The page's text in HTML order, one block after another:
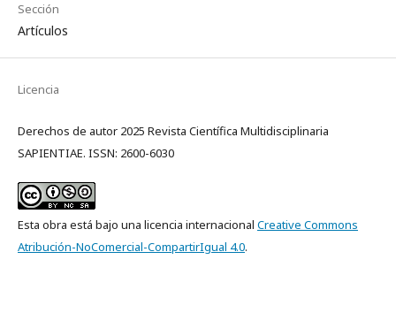
Sección
Artículos
Licencia
Derechos de autor 2025 Revista Científica Multidisciplinaria
SAPIENTIAE. ISSN: 2600-6030
Esta obra está bajo una licencia internacional Creative Commons
Atribución-NoComercial-CompartirIgual 4.0.